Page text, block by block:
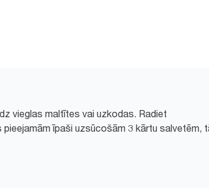
vieglas maltītes vai uzkodas. Radiet
īpaši uzsūcošām 3 kārtu salvetēm,